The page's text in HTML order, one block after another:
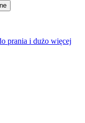
prania i dużo więcej